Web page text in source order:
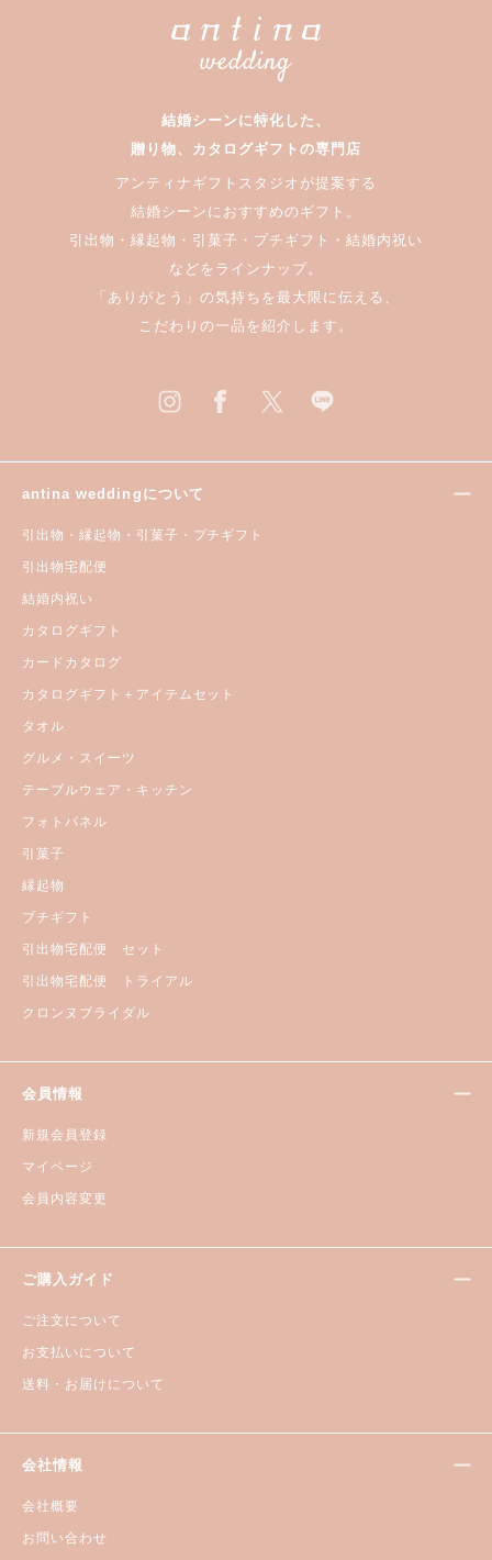
結婚シーンに特化した、
贈り物、カタログギフトの専門店
アンティナギフトスタジオが提案する
結婚シーンにおすすめのギフト。
引出物・縁起物・引菓子・プチギフト・結婚内祝い
などをラインナップ。
「ありがとう」の気持ちを最大限に伝える、
こだわりの一品を紹介します。
antina weddingについて
引出物・縁起物・引菓子・プチギフト
引出物宅配便
結婚内祝い
カタログギフト
カードカタログ
カタログギフト＋アイテムセット
タオル
グルメ・スイーツ
テーブルウェア・キッチン
フォトパネル
引菓子
縁起物
プチギフト
引出物宅配便 セット
引出物宅配便 トライアル
クロンヌブライダル
会員情報
新規会員登録
マイページ
会員内容変更
ご購入ガイド
ご注文について
お支払いについて
送料・お届けについて
会社情報
会社概要
お問い合わせ